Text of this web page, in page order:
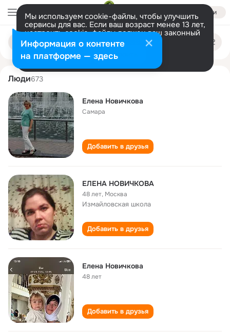
Войти
Мы используем cookie-файлы, чтобы улучшить
сервисы для вас. Если ваш возраст менее 13 лет,
настроить cookie-файлы должен ваш законный
представитель. Больше информации
Разрешить все Настроить
Поиск
людям
elena novichkova
Люди673
Елена Новичкова
Самара
Добавить в друзья
ЕЛЕНА НОВИЧКОВА
48 лет, Москва
Измайловская школа
Добавить в друзья
Елена Новичкова
48 лет
Добавить в друзья
Информация о контенте
на платформе — здесь